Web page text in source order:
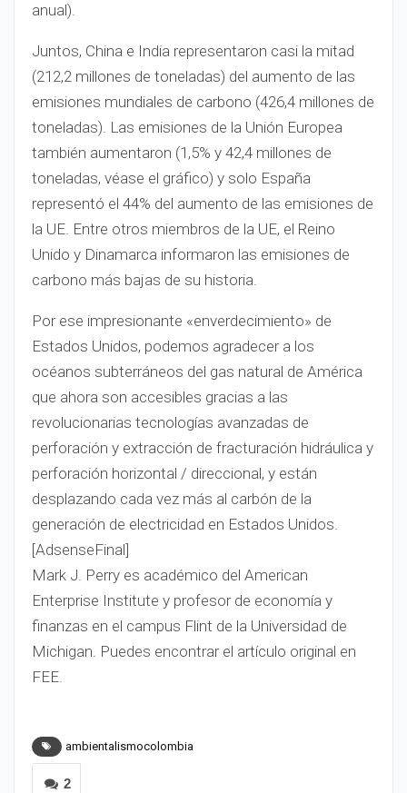
anual).
Juntos, China e India representaron casi la mitad
(212,2 millones de toneladas) del aumento de las
emisiones mundiales de carbono (426,4 millones de
toneladas). Las emisiones de la Unión Europea
también aumentaron (1,5% y 42,4 millones de
toneladas, véase el gráfico) y solo España
representó el 44% del aumento de las emisiones de
la UE. Entre otros miembros de la UE, el Reino
Unido y Dinamarca informaron las emisiones de
carbono más bajas de su historia.
Por ese impresionante «enverdecimiento» de
Estados Unidos, podemos agradecer a los
océanos subterráneos del gas natural de América
que ahora son accesibles gracias a las
revolucionarias tecnologías avanzadas de
perforación y extracción de fracturación hidráulica y
perforación horizontal / direccional, y están
desplazando cada vez más al carbón de la
generación de electricidad en Estados Unidos.
[AdsenseFinal]
Mark J. Perry es académico del American
Enterprise Institute y profesor de economía y
finanzas en el campus Flint de la Universidad de
Michigan. Puedes encontrar el artículo original en
FEE.
ambientalismocolombia
2